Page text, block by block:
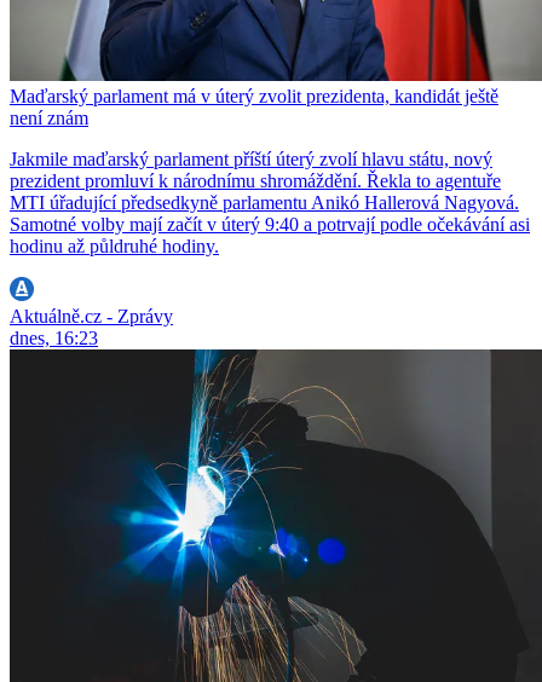
Maďarský parlament má v úterý zvolit prezidenta, kandidát ještě
není znám
Jakmile maďarský parlament příští úterý zvolí hlavu státu, nový
prezident promluví k národnímu shromáždění. Řekla to agentuře
MTI úřadující předsedkyně parlamentu Anikó Hallerová Nagyová.
Samotné volby mají začít v úterý 9:40 a potrvají podle očekávání asi
hodinu až půldruhé hodiny.
Aktuálně.cz - Zprávy
dnes, 16:23